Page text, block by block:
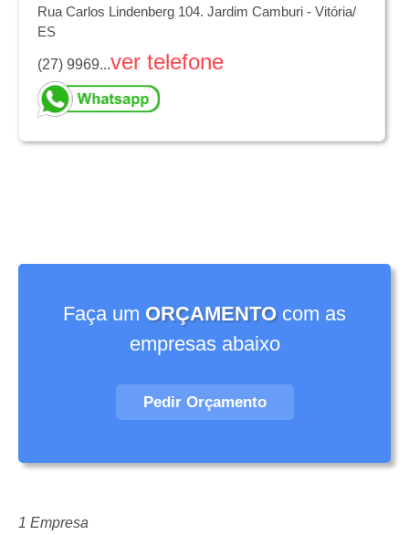
Rua Carlos Lindenberg 104. Jardim Camburi - Vitória/
ES
(27) 9969...ver telefone
Faça um ORÇAMENTOcom as
empresas abaixo
Pedir Orçamento
1 Empresa